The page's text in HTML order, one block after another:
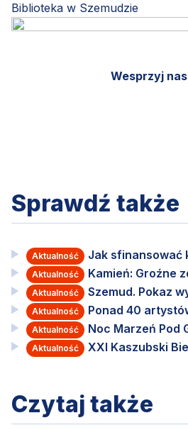
Biblioteka w Szemudzie
Wesprzyj
Sprawdź także
Aktualność Jak sfinansować
Aktualność Kamień: Groźne
Aktualność Szemud. Pokaz
Aktualność Ponad 40
Aktualność Noc Marzeń Pod
Aktualność XXI Kaszubski
Czytaj także